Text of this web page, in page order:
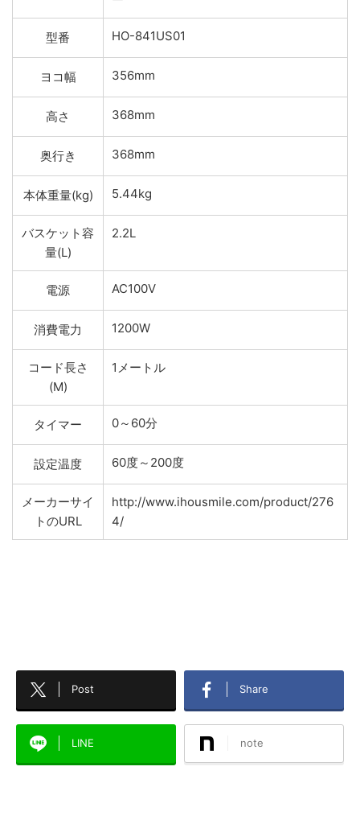
型番 HO-841US01
ヨコ幅 356mm
高さ 368mm
奥行き 368mm
本体重量(kg) 5.44kg
バスケット容
量(L)
2.2L
電源 AC100V
消費電力 1200W
コード長さ
(M)
1メートル
タイマー 0～60分
設定温度 60度～200度
メーカーサイ
トのURL
http://www.ihousmile.com/product/276
4/
Post Share
LINE note